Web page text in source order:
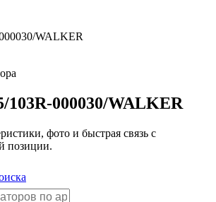
WALKER
103R-000030/WALKER
фото и быстрая связь с
позиции.